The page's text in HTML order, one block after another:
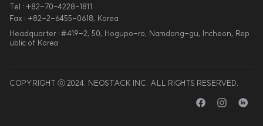
Tel : +82-70-4228-1811
Fax : +82-2-6455-0618, Korea
Headquarter : #419-2, 50, Hogupo-ro, Namdong-gu, Incheon, Rep
ublic of Korea
COPYRIGHT ⓒ 2024. NEOSTACK INC. ALL RIGHTS RESERVED.